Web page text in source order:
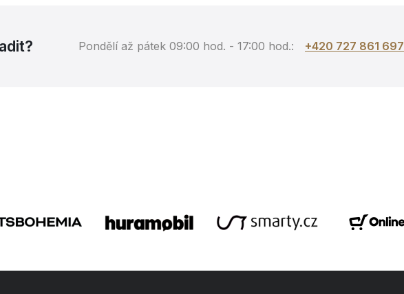
Pondělí až pátek 09:00 hod. - 17:00 hod.: +420 727 861 697